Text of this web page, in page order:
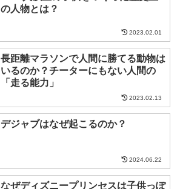
の人物とは？
2023.02.01
長距離マラソンで人間に勝てる動物は
いるのか？チーターにもない人間の
「走る能力」
2023.02.13
デジャブはなぜ起こるのか？
2024.06.22
なぜディズニープリンセスは子供っぽ